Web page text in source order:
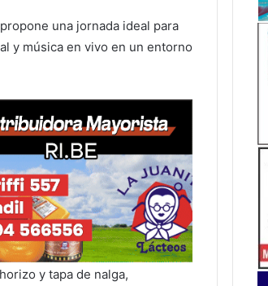
una jornada ideal para
y música en vivo en un entorno
y tapa de nalga,